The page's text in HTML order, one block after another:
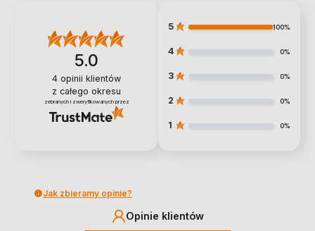
5.0
4 opinii klientów
z całego okresu
zebranych i zweryfikowanych przez
5 100%
4 0%
3 0%
2 0%
1 0%
Jak zbieramy opinie?
Opinie klientów